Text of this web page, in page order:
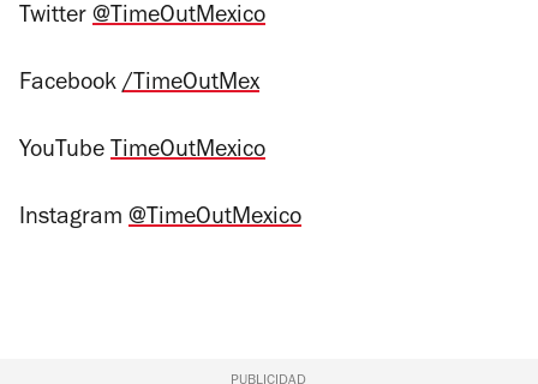
Twitter @TimeOutMexico
Facebook/TimeOutMex
YouTube TimeOutMexico
Instagram @TimeOutMexico